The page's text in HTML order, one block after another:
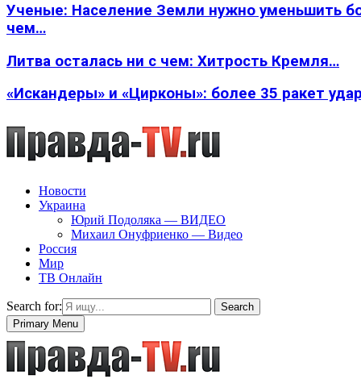
Ученые: Население Земли нужно уменьшить
чем…
Литва осталась ни с чем: Хитрость Кремля…
«Искандеры» и «Цирконы»: более 35 ракет
Новости
Украина
Юрий Подоляка — ВИДЕО
Михаил Онуфриенко — Видео
Россия
Мир
ТВ Онлайн
Search for:
Search
Primary Menu